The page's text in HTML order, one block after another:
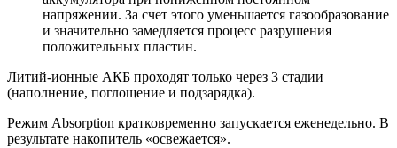
напряжении. За счет этого уменьшается газообразование
и значительно замедляется процесс разрушения
положительных пластин.
Литий-ионные АКБ проходят только через 3 стадии
(наполнение, поглощение и подзарядка).
Режим Absorption кратковременно запускается еженедельно. В
результате накопитель «освежается».